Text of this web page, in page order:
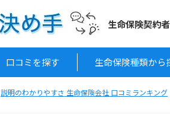
生命保険契約
口コミを探す 生命保険種類から
説明のわかりやすさ 生命保険会社 口コミランキング